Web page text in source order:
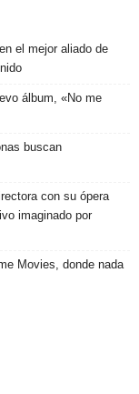
el mejor aliado de
álbum, «No me
buscan
con su ópera
imaginado por
Movies, donde nada